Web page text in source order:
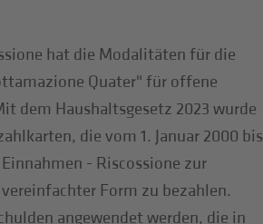
hat die Modalitäten für die
Quater" für offene
dem Haushaltsgesetz 2023 wurde
die vom 1. Januar 2000 bis
- Riscossione zur
Form zu bezahlen.
angewendet werden, die in